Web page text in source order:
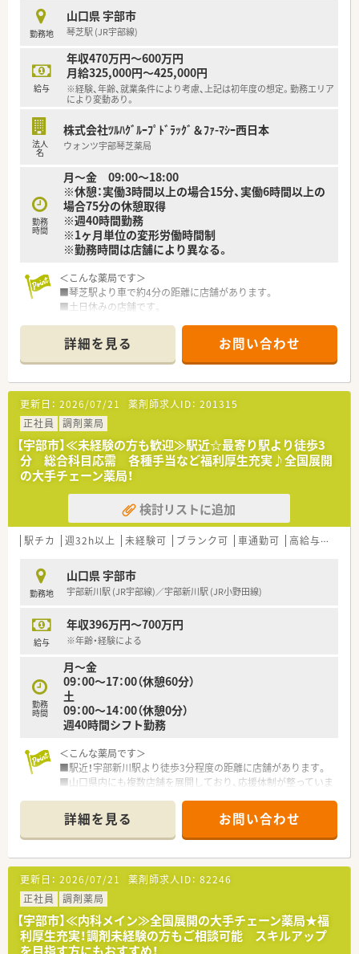
チな力を身につけたいという成長意欲を求めています。
【法人特徴について】
■中国地方で業界最大規模の店舗数を誇るドラッグストアおよ
び調剤薬局を運営し、安定した成長を続ける企業です。
■展開しているすべてのドラッグストアを調剤併設店にしてい
くという目標を掲げ、地域医療への貢献を目指しています。
マの健康セミナーを年間130回以上開催しています。
勤務地
山口県 宇部市
琴芝駅 (JR宇部線)
給与
年収470万円～600万円
月給325,000円～425,000円
※経験、年齢、就業条件により考慮、上記は初年度の想定。勤務エリア
により変動あり。
法人
名
株式会社ﾂﾙﾊｸﾞﾙｰﾌﾟﾄﾞﾗｯｸﾞ＆ﾌｧ-ﾏｼｰ西日本
ウォンツ宇部琴芝薬局
勤務
時間
月～金 09:00～18:00
※休憩：実働3時間以上の場合15分、実働6時間以上の
場合75分の休憩取得
※週40時間勤務
※1ヶ月単位の変形労働時間制
※勤務時間は店舗により異なる。
＜こんな薬局です＞
■琴芝駅より車で約4分の距離に店舗があります。
■土日休みの店舗です。
＜業務内容＞
■広域処方で山口大学からの処方箋が7割程度です。
■処方箋枚数は約40枚/日です。
＜研修制度＞
■充実した研修フォロー体制も好評です。e-ラーニングの補助
制度もあり資格取得に関しても会社からのバックアップがござ
います。
＜法人特徴＞
■ツルハグループとして中国地方で業界最大規模のドラッグス
トア・調剤薬局を運営する企業です。ドラッグストアとして売
上・利益・店舗数共に業界トップクラスです。
■年間で10店舗以上の新規出店を継続しており、新卒採用に関
年齢は33歳です。
■調剤薬局部門で採用された薬剤師の業務は調剤業務（調剤・投
薬・監査・在宅）がメインとなり、レジ打ちなどはございません。
が身につきます。
■セルフメディケーションの支援として、医療・保険・福祉・マタ
ています。
■医療事務との業務分担を行い、薬剤師の業務負担軽減を行って
います。
■近隣に店舗数が多く、フォロー体制も整っています。
■監査システムなどの調剤設備も導入しており、リスクマネジメ
■働き方改革に沿って、有給休暇消化が促進されています。
＜こんな方にもおすすめ＞
■薬剤師としてのスキルや基礎をしっかり学びたい方
■プライベートと両立しながらメリハリをつけて勤務したい方
詳細を見る お問い合わせ
更新日： 2026/07/21 薬剤師求人ID： 201315
正社員
調剤薬局
【宇部市】≪未経験の方も歓迎≫駅近☆最寄り駅より徒歩3
分 総合科目応需 各種手当など福利厚生充実♪全国展開
の大手チェーン薬局！
検討リストに追加
駅チカ 週32h以上 未経験可 ブランク可 車通勤可 高給与(600万円以上)
勤務地
山口県 宇部市
宇部新川駅 (JR宇部線)／宇部新川駅 (JR小野田線)
給与
年収396万円～700万円
※年齢・経験による
勤務
時間
月～金
09：00～17：00（休憩60分）
土
09：00～14：00（休憩0分）
週40時間シフト勤務
＜こんな薬局です＞
■駅近！宇部新川駅より徒歩3分程度の距離に店舗があります。
■山口県内にも複数店舗を展開しており、応援体制が整っていま
＜業務内容＞
■処方箋による調剤業務、服薬指導、薬剤情報の提供など
■隣接の総合病院より幅広い処方を応需しています。
＜研修制度＞
■独自の研修システムを活用し、効率的かつ効果的なスキルアッ
プを支援しています。
■カフェテリア研修や社内学術大会など、目指す社会人像に合わ
せて学ぶ事ができる環境が整っています。
詳細を見る お問い合わせ
更新日： 2026/07/21 薬剤師求人ID： 82246
正社員
調剤薬局
【宇部市】≪内科メイン≫全国展開の大手チェーン薬局★福
利厚生充実！調剤未経験の方もご相談可能 スキルアップ